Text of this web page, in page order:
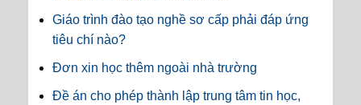
Giáo trình đào tạo nghề sơ cấp phải đáp ứng
tiêu chí nào?
Đơn xin học thêm ngoài nhà trường
Đề án cho phép thành lập trung tâm tin học,